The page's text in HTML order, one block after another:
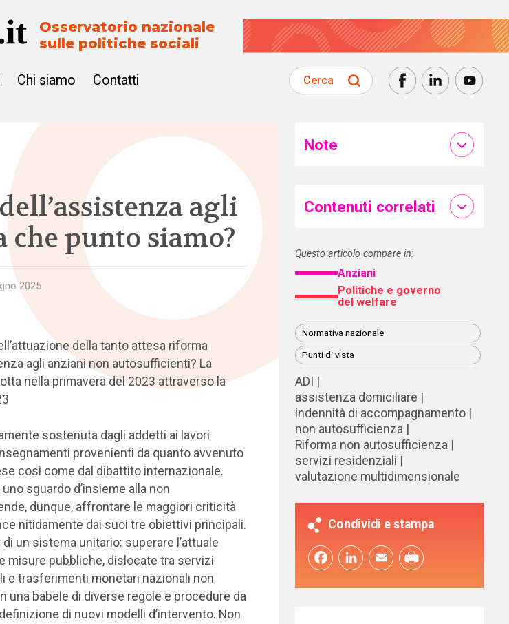
Osservatorio nazionale
sulle politiche sociali
Chi siamo Contatti Cerca
agli
che punto siamo?
2025
della tanto attesa riforma
agli anziani non autosufficienti? La
nella primavera del 2023 attraverso la
sostenuta dagli addetti ai lavori
provenienti da quanto avvenuto
così come dal dibattito internazionale.
sguardo d’insieme alla non
dunque, affrontare le maggiori criticità
nitidamente dai suoi tre obiettivi principali.
un sistema unitario: superare l’attuale
misure pubbliche, dislocate tra servizi
e trasferimenti monetari nazionali non
una babele di diverse regole e procedure da
di nuovi modelli d’intervento. Non
Note
Contenuti correlati
Questo articolo compare in:
Anziani
Politiche e governo
del welfare
Normativa nazionale
Punti di vista
ADI
assistenza domiciliare
indennità di accompagnamento
non autosufficienza
Riforma non autosufficienza
servizi residenziali
valutazione multidimensionale
Condividi e stampa
FacebookLinkedInEmail